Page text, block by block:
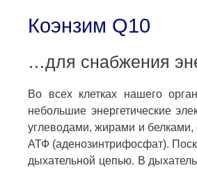
Коэнзим Q10
…для снабжения
Во всех клетках нашего
небольшие энергетические
углеводами, жирами и
АТФ (аденозинтрифосфат).
дыхательной цепью. В